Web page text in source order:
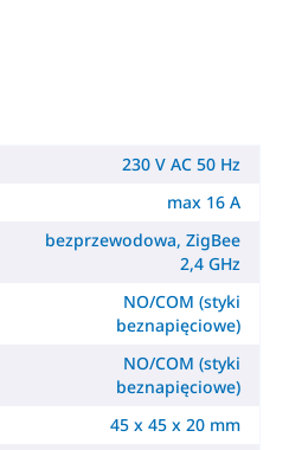
230 V AC 50 Hz
max 16 A
bezprzewodowa, ZigBee
2,4 GHz
NO/COM (styki
beznapięciowe)
NO/COM (styki
beznapięciowe)
45 x 45 x 20 mm